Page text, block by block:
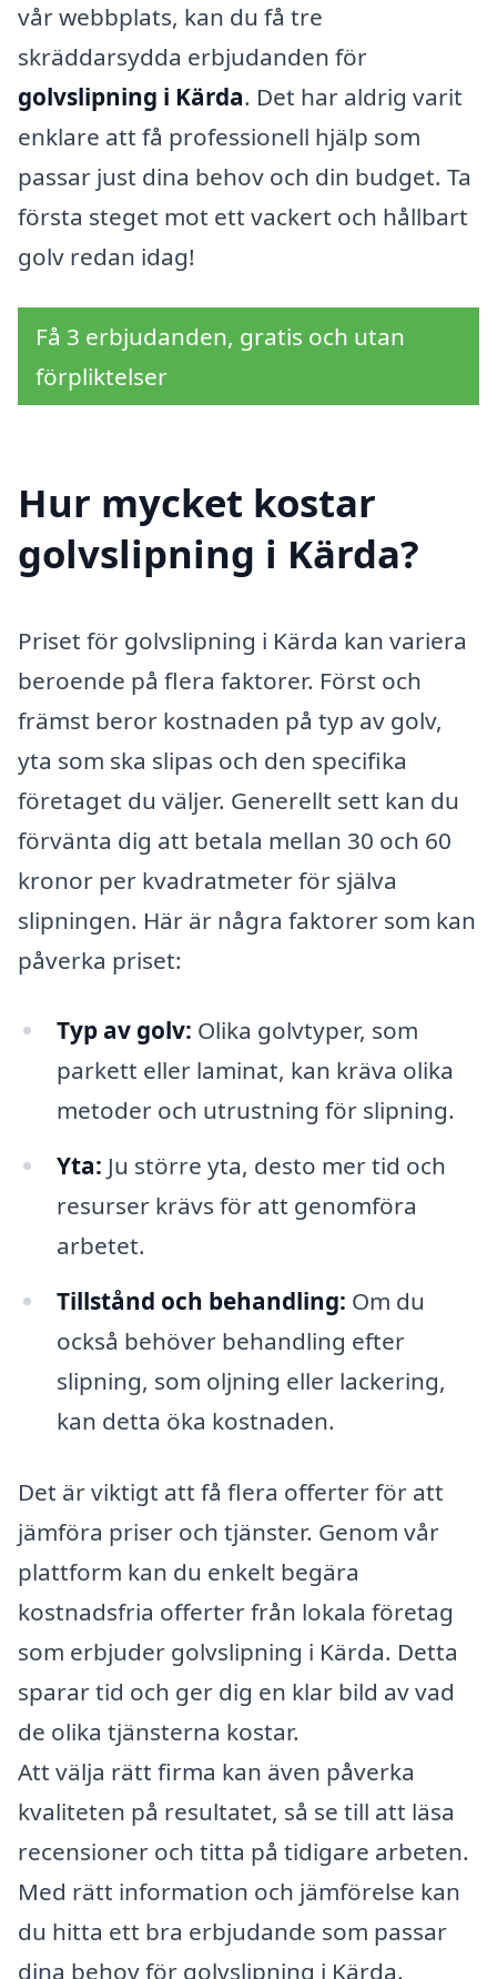
vår webbplats, kan du få tre
skräddarsydda erbjudanden för
golvslipning i Kärda. Det har aldrig varit
enklare att få professionell hjälp som
passar just dina behov och din budget. Ta
första steget mot ett vackert och hållbart
golv redan idag!
Få 3 erbjudanden, gratis och utan
förpliktelser
Hur mycket kostar
golvslipning i Kärda?
Priset för golvslipning i Kärda kan variera
beroende på flera faktorer. Först och
främst beror kostnaden på typ av golv,
yta som ska slipas och den specifika
företaget du väljer. Generellt sett kan du
förvänta dig att betala mellan 30 och 60
kronor per kvadratmeter för själva
slipningen. Här är några faktorer som kan
påverka priset:
Typ av golv: Olika golvtyper, som
parkett eller laminat, kan kräva olika
metoder och utrustning för slipning.
Yta: Ju större yta, desto mer tid och
resurser krävs för att genomföra
arbetet.
Tillstånd och behandling: Om du
också behöver behandling efter
slipning, som oljning eller lackering,
kan detta öka kostnaden.
Det är viktigt att få flera offerter för att
jämföra priser och tjänster. Genom vår
plattform kan du enkelt begära
kostnadsfria offerter från lokala företag
som erbjuder golvslipning i Kärda. Detta
sparar tid och ger dig en klar bild av vad
de olika tjänsterna kostar.
Att välja rätt firma kan även påverka
kvaliteten på resultatet, så se till att läsa
recensioner och titta på tidigare arbeten.
Med rätt information och jämförelse kan
du hitta ett bra erbjudande som passar
dina behov för golvslipning i Kärda.